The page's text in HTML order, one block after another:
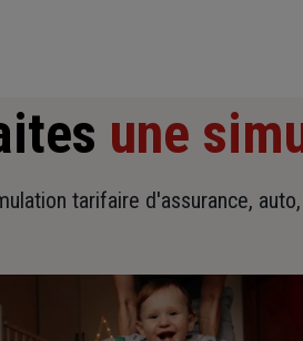
une
tarifaire d'assurance,